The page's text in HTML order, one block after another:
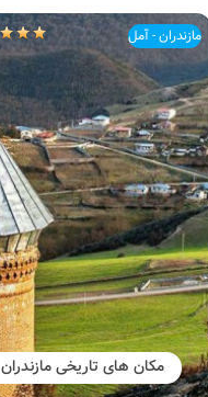
مازندران - آمل
مکان های تاریخی مازندران